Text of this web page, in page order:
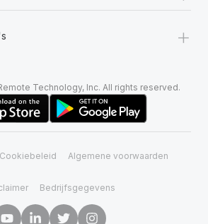
+
Technology, Inc. All rights reserved.
Cookiebeleid Algemene voorwaarden
Bedrijfsgegevens